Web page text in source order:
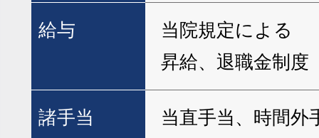
給与
当院規定による
昇給、退職金制度
諸手当
当直手当、時間外